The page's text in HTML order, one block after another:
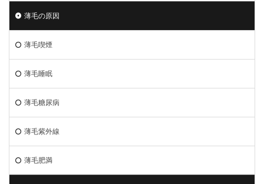
薄毛の原因
薄毛喫煙
薄毛睡眠
薄毛糖尿病
薄毛紫外線
薄毛肥満